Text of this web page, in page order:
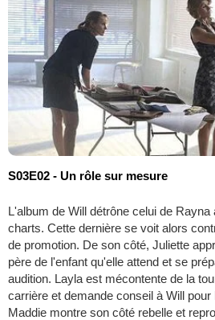
S03E02 - Un rôle sur mesure
L'album de Will détrône celui de
charts. Cette dernière se voit alors
de promotion. De son côté, Juliette
père de l'enfant qu'elle attend et se
audition. Layla est mécontente de la
carrière et demande conseil à Will
Maddie montre son côté rebelle et